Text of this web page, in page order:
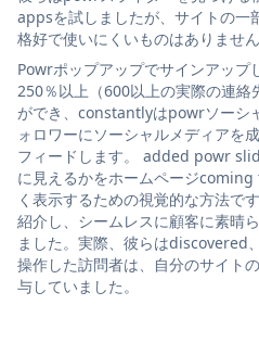
appsを試しましたが、サイトの一
格好で使いにくいものはありません
Powrポップアップでサインアッ
250％以上（600以上の実際の連
ができ、constantlyはpowrソーシ
ォロワーにソーシャルメディアを
フィードします。 added powr
に見えるかをホームページ
く表示するための視覚的な方法で
紹介し、シームレスに顧客に素晴
ました。実際、彼らはdiscovered
操作した訪問者は、自分のサイト
与していました。